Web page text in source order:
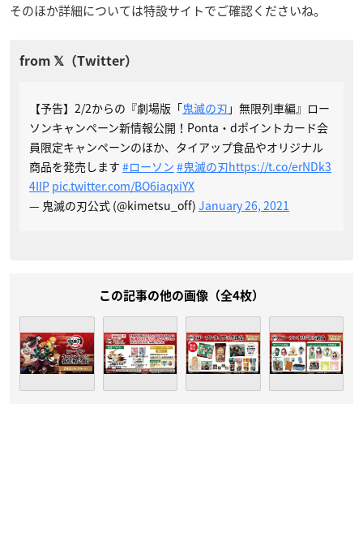
そのほか詳細については特設サイトでご確認くださいね。
【予告】2/2からの『劇場版「鬼滅の刃 」無限列車編』ロー
ソンキャンペーン新情報公開！Ponta・dポイントカード会
員限定キャンペーンのほか、タイアップ食品やオリジナル
商品を発売します #ローソン #鬼滅の刃https://t.co/erNDk3
4IIP pic.twitter.com/BO6iaqxiYX
— 鬼滅の刃公式 (@kimetsu_off) January 26, 2021
この記事の他の画像（全4枚）